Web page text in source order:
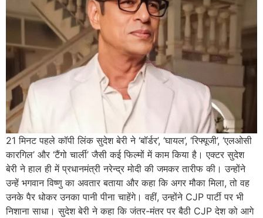
21 मिनट पहले कॉपी लिंक सुदेश बेरी ने ‘बॉर्डर’, ‘घायल’, ‘रिफ्यूजी’, ‘एलओसी
कारगिल’ और ‘टैंगो चार्ली’ जैसी कई फिल्मों में काम किया है। एक्टर सुदेश
बेरी ने हाल ही में प्रधानमंत्री नरेन्द्र मोदी की जमकर तारीफ की। उन्होंने
उन्हें भगवान विष्णु का अवतार बताया और कहा कि अगर मौका मिला, तो वह
उनके पैर धोकर उनका पानी पीना चाहेंगे। वहीं, उन्होंने CJP पार्टी पर भी
निशाना साधा। सुदेश बेरी ने कहा कि जंतर-मंतर पर बैठी CJP देश को आगे